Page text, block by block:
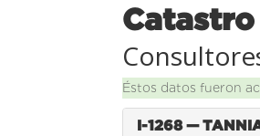
Éstos datos fueron
I-1268 —